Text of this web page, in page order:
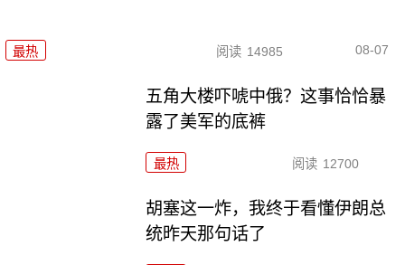
最热 阅读 14985 08-07
五角大楼吓唬中俄？这事恰恰暴
露了美军的底裤
最热 阅读 12700
胡塞这一炸，我终于看懂伊朗总
统昨天那句话了